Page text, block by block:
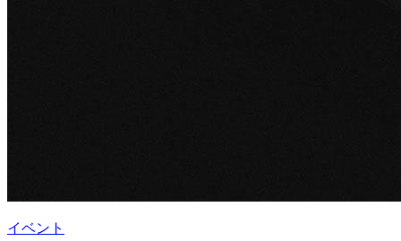
イベント